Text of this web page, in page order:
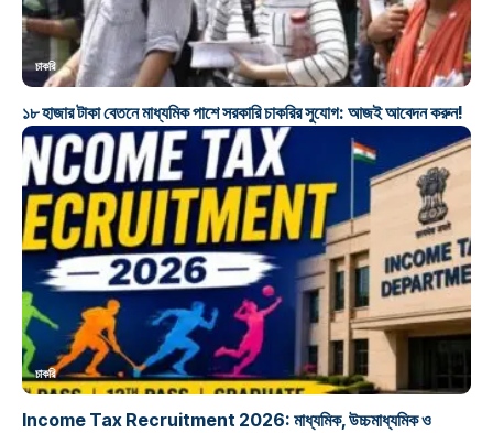
চাকরি
১৮ হাজার টাকা বেতনে মাধ্যমিক পাশে সরকারি চাকরির সুযোগ: আজই আবেদন করুন!
চাকরি
Income Tax Recruitment 2026: মাধ্যমিক, উচ্চমাধ্যমিক ও